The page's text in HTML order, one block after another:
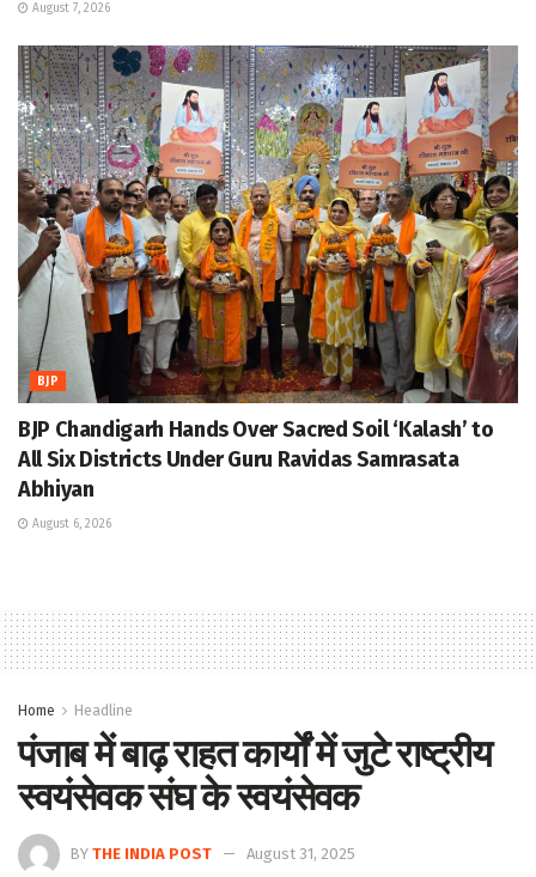
August 7, 2026
BJP
BJP Chandigarh Hands Over Sacred Soil ‘Kalash’ to
All Six Districts Under Guru Ravidas Samrasata
Abhiyan
August 6, 2026
Home Headline
पंजाब में बाढ़ राहत कार्यों में जुटे राष्ट्रीय
स्वयंसेवक संघ के स्वयंसेवक
BY THE INDIA POST
August 31, 2025